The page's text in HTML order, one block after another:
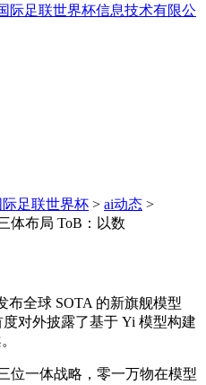
际足联世界杯 > ai动态 >
体布局 ToB：以数
全球 SOTA 的新旗舰模型
对外披露了基于 Yi 模型构建
一体战略，零一万物在模型